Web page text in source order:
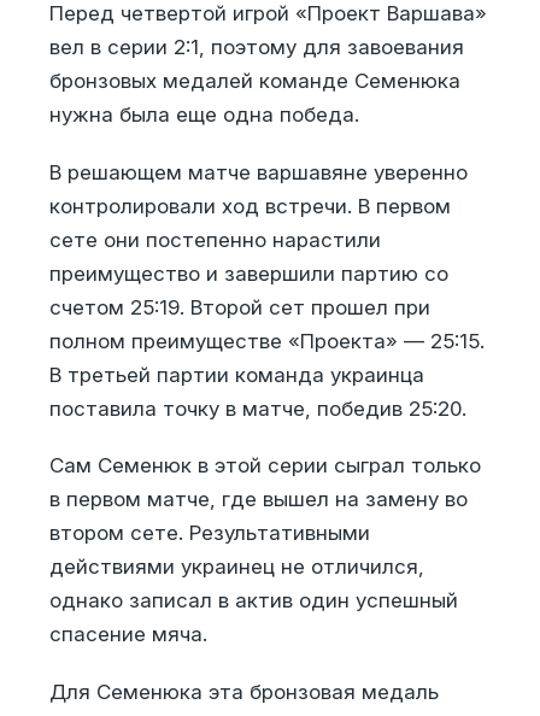
Перед четвертой игрой «Проект Варшава»
вел в серии 2:1, поэтому для завоевания
бронзовых медалей команде Семенюка
нужна была еще одна победа.
В решающем матче варшавяне уверенно
контролировали ход встречи. В первом
сете они постепенно нарастили
преимущество и завершили партию со
счетом 25:19. Второй сет прошел при
полном преимуществе «Проекта» — 25:15.
В третьей партии команда украинца
поставила точку в матче, победив 25:20.
Сам Семенюк в этой серии сыграл только
в первом матче, где вышел на замену во
втором сете. Результативными
действиями украинец не отличился,
однако записал в актив один успешный
спасение мяча.
Для Семенюка эта бронзовая медаль